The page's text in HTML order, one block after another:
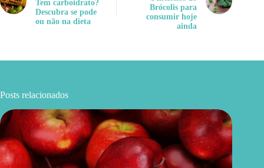
Tem carboidrato?
Descubra se pode
ou não na dieta
Brócolis para
consumir hoje
ainda
Posts relacionados